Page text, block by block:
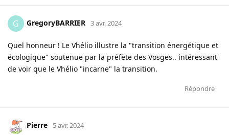
G GregoryBARRIER 3 avr. 2024
Quel honneur ! Le Vhélio illustre la "transition énergétique et
écologique" soutenue par la préfète des Vosges.. intéressant
de voir que le Vhélio "incarne" la transition.
Répondre
Pierre 5 avr. 2024